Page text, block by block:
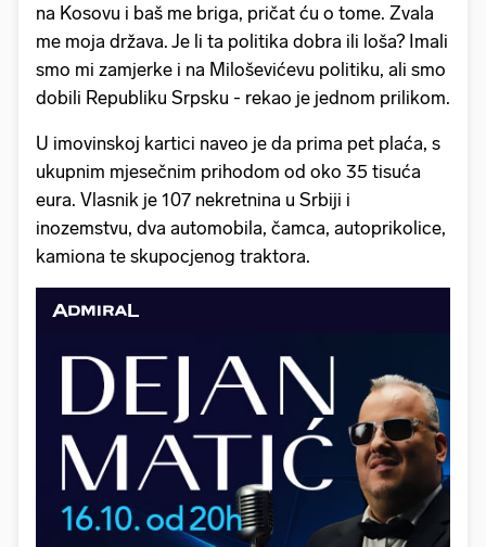
na Kosovu i baš me briga, pričat ću o tome. Zvala
me moja država. Je li ta politika dobra ili loša? Imali
smo mi zamjerke i na Miloševićevu politiku, ali smo
dobili Republiku Srpsku - rekao je jednom prilikom.
U imovinskoj kartici naveo je da prima pet plaća, s
ukupnim mjesečnim prihodom od oko 35 tisuća
eura. Vlasnik je 107 nekretnina u Srbiji i
inozemstvu, dva automobila, čamca, autoprikolice,
kamiona te skupocjenog traktora.